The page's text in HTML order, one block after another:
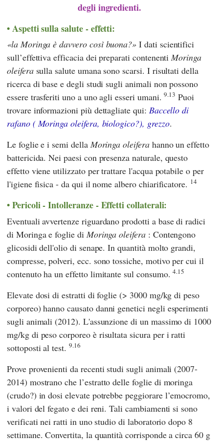
degli ingredienti.
Aspetti sulla salute - effetti:
la Moringa è davvero così buona? I dati scientifici
sull’effettiva efficacia dei preparati contenentiMoringa
oleiferasulla salute umana sono scarsi. I risultati della
ricerca di base e degli studi sugli animali non possono
essere trasferiti uno a uno agli esseri umani.9.13 Puoi
trovare informazioni più dettagliate qui: Baccello di
rafano (Moringa oleifera, biologico?), grezzo.
Le foglie e i semi della Moringa oleiferahanno un effetto
battericida. Nei paesi con presenza naturale, questo
effetto viene utilizzato per trattare l'acqua potabile o per
l'igiene fisica - da qui il nome albero chiarificatore. 14
Pericoli - Intolleranze - Effetti collaterali:
Eventuali avvertenze riguardano prodotti a base di radici
di Moringa e foglie di Moringa oleifera: Contengono
glicosidi dell'olio di senape. In quantità molto grandi,
compresse, polveri, ecc. sono tossiche, motivo per cui il
contenuto ha un effetto limitante sul consumo.4.15
Elevate dosi di estratti di foglie (> 3000 mg/kg di peso
corporeo) hanno causato danni genetici negli esperimenti
sugli animali (2012). L'assunzione di un massimo di 1000
mg/kg di peso corporeo è risultata sicura per i ratti
sottoposti al test. 9.16
Prove provenienti da recenti studi sugli animali (2007-
2014) mostrano che l’estratto delle foglie di moringa
(crudo?) in dosi elevate potrebbe peggiorare l’emocromo,
i valori del fegato e dei reni. Tali cambiamenti si sono
verificati nei ratti in uno studio di laboratorio dopo 8
settimane. Convertita, la quantità corrisponde a circa 60 g